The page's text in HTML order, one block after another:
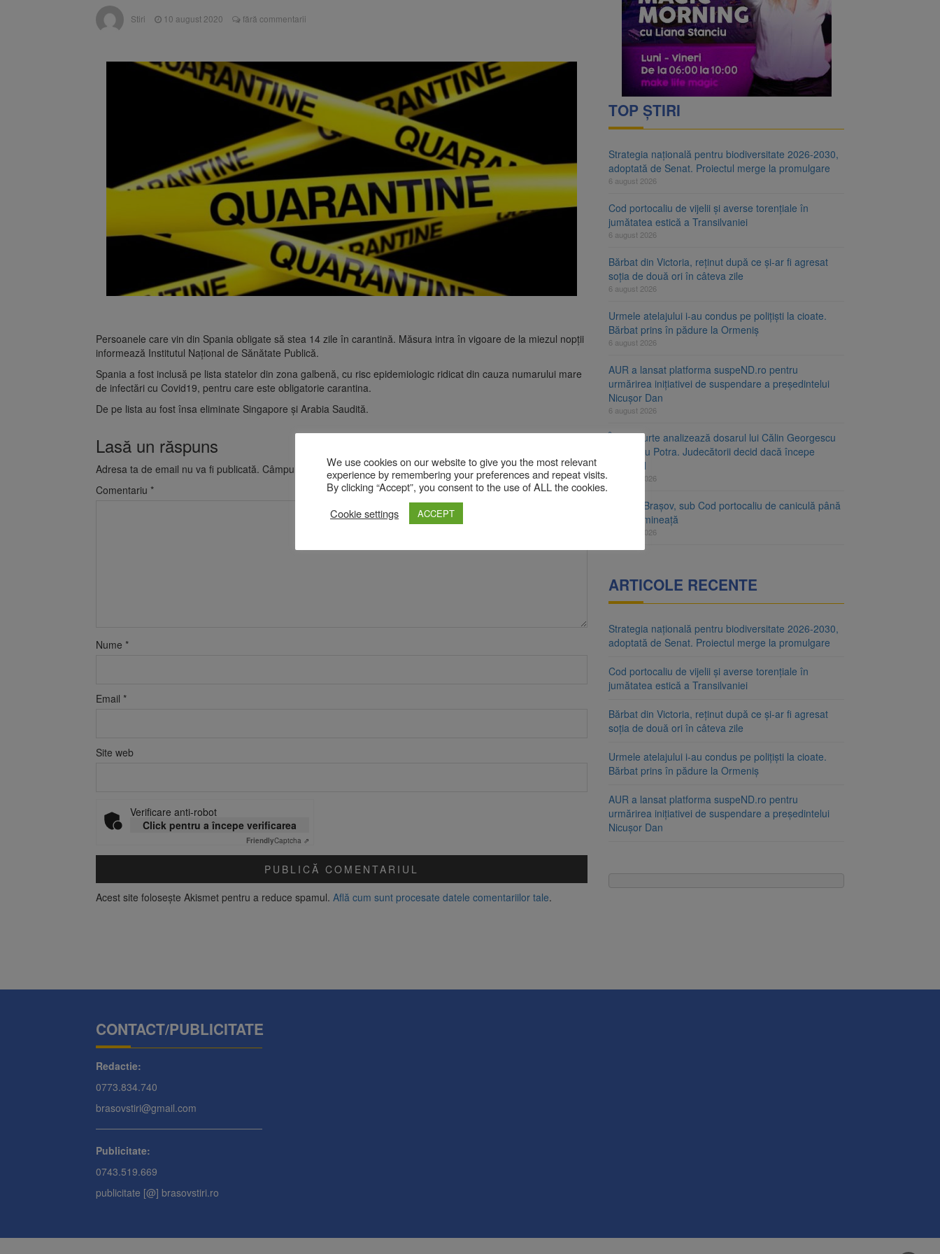
Înalta Curte analizează dosarul lui Călin Georgescu și Horațiu Potra. Judecătorii decid dacă începe
procesul
Strategia națională pentru biodiversitate 2026-2030, adoptată de Senat. Proiectul merge la promulgare
Stiri 10 august 2020 fără commentarii
Persoanele care vin din Spania obligate să stea 14 zile în carantină. Măsura intra în vigoare de la miezul nopții
informează Institutul Național de Sănătate Publică.
Spania a fost inclusă pe lista statelor din zona galbenă, cu risc epidemiologic ridicat din cauza numarului mare
de infectări cu Covid19, pentru care este obligatorie carantina.
De pe lista au fost însa eliminate Singapore și Arabia Saudită.
Lasă un răspuns
Adresa ta de email nu va fi publicată. Câmpurile obligatorii sunt marcate cu *
Comentariu *
Nume *
Email *
Site web
Verificare anti-robot
Click pentru a începe verificarea
FriendlyCaptcha ⇗
Acest site folosește Akismet pentru a reduce spamul. Află cum sunt procesate datele comentariilor tale.
TOP ȘTIRI
Strategia națională pentru biodiversitate 2026-2030,
adoptată de Senat. Proiectul merge la promulgare
6 august 2026
Cod portocaliu de vijelii și averse torențiale în
jumătatea estică a Transilvaniei
6 august 2026
Bărbat din Victoria, reținut după ce și-ar fi agresat
soția de două ori în câteva zile
6 august 2026
Urmele atelajului i-au condus pe polițiști la cioate.
Bărbat prins în pădure la Ormeniș
6 august 2026
AUR a lansat platforma suspeND.ro pentru
urmărirea inițiativei de suspendare a președintelui
Nicușor Dan
6 august 2026
Înalta Curte analizează dosarul lui Călin Georgescu
și Horațiu Potra. Judecătorii decid dacă începe
procesul
6 august 2026
Județul Brașov, sub Cod portocaliu de caniculă până
vineri dimineață
6 august 2026
ARTICOLE RECENTE
Strategia națională pentru biodiversitate 2026-2030,
adoptată de Senat. Proiectul merge la promulgare
Cod portocaliu de vijelii și averse torențiale în
jumătatea estică a Transilvaniei
Bărbat din Victoria, reținut după ce și-ar fi agresat
soția de două ori în câteva zile
Urmele atelajului i-au condus pe polițiști la cioate.
Bărbat prins în pădure la Ormeniș
AUR a lansat platforma suspeND.ro pentru
urmărirea inițiativei de suspendare a președintelui
Nicușor Dan
CONTACT/PUBLICITATE
Redactie:
0773.834.740
brasovstiri@gmail.com
Publicitate:
0743.519.669
publicitate [@] brasovstiri.ro
We use cookies on our website to give you the most relevant
experience by remembering your preferences and repeat visits.
By clicking “Accept”, you consent to the use of ALL the cookies.
Cookie settings
ACCEPT